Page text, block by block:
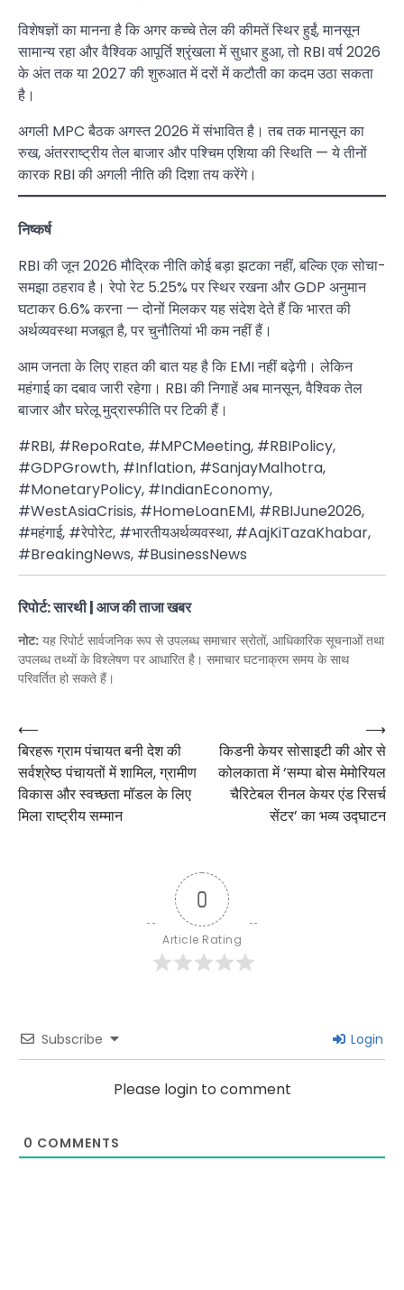
विशेषज्ञों का मानना है कि अगर कच्चे तेल की कीमतें स्थिर हुईं, मानसून
सामान्य रहा और वैश्विक आपूर्ति श्रृंखला में सुधार हुआ, तो RBI वर्ष 2026
के अंत तक या 2027 की शुरुआत में दरों में कटौती का कदम उठा सकता
है।
अगली MPC बैठक अगस्त 2026 में संभावित है। तब तक मानसून का
रुख, अंतरराष्ट्रीय तेल बाजार और पश्चिम एशिया की स्थिति — ये तीनों
कारक RBI की अगली नीति की दिशा तय करेंगे।
निष्कर्ष
RBI की जून 2026 मौद्रिक नीति कोई बड़ा झटका नहीं, बल्कि एक सोचा-
समझा ठहराव है। रेपो रेट 5.25% पर स्थिर रखना और GDP अनुमान
घटाकर 6.6% करना — दोनों मिलकर यह संदेश देते हैं कि भारत की
अर्थव्यवस्था मजबूत है, पर चुनौतियां भी कम नहीं हैं।
आम जनता के लिए राहत की बात यह है कि EMI नहीं बढ़ेगी। लेकिन
महंगाई का दबाव जारी रहेगा। RBI की निगाहें अब मानसून, वैश्विक तेल
बाजार और घरेलू मुद्रास्फीति पर टिकी हैं।
#RBI, #RepoRate, #MPCMeeting, #RBIPolicy,
#GDPGrowth, #Inflation, #SanjayMalhotra,
#MonetaryPolicy, #IndianEconomy,
#WestAsiaCrisis, #HomeLoanEMI, #RBIJune2026,
#महंगाई, #रेपोरेट, #भारतीयअर्थव्यवस्था, #AajKiTazaKhabar,
#BreakingNews, #BusinessNews
रिपोर्ट: सारथी | आज की ताजा खबर
नोट: यह रिपोर्ट सार्वजनिक रूप से उपलब्ध समाचार स्रोतों, आधिकारिक सूचनाओं तथा
उपलब्ध तथ्यों के विश्लेषण पर आधारित है। समाचार घटनाक्रम समय के साथ
परिवर्तित हो सकते हैं।
Post
navigation
⟵
बिरहरू ग्राम पंचायत बनी देश की
सर्वश्रेष्ठ पंचायतों में शामिल, ग्रामीण
विकास और स्वच्छता मॉडल के लिए
मिला राष्ट्रीय सम्मान
किडनी केयर सोसाइटी की ओर से
कोलकाता में ‘सम्पा बोस मेमोरियल
चैरिटेबल रीनल केयर एंड रिसर्च
सेंटर’ का भव्य उद्घाटन
⟶
0
Article Rating
Subscribe Login
Please login to comment
0 COMMENTS